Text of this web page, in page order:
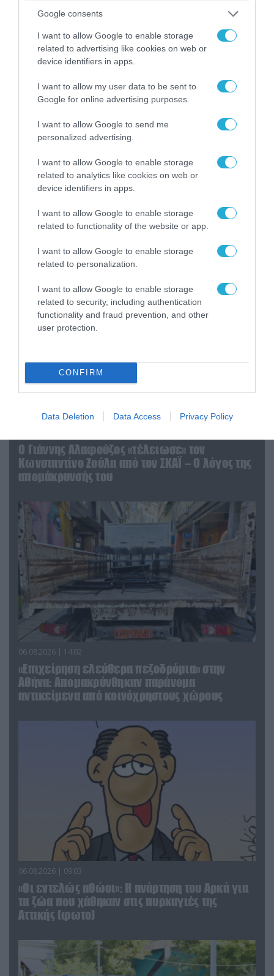
Google consents
I want to allow Google to enable storage
related to advertising like cookies on web or
device identifiers in apps.
I want to allow my user data to be sent to
Google for online advertising purposes.
I want to allow Google to send me
personalized advertising.
I want to allow Google to enable storage
related to analytics like cookies on web or
device identifiers in apps.
I want to allow Google to enable storage
related to functionality of the website or app.
I want to allow Google to enable storage
related to personalization.
I want to allow Google to enable storage
related to security, including authentication
functionality and fraud prevention, and other
user protection.
CONFIRM
Data Deletion Data Access Privacy Policy
Λυκοδήμου στα Κύθηρα για λόγους ασφαλείας
ΠΟΛΙΤΙΚΗ
08.08.2026 | 09:02
«Η απόλυτη τραγωδία»: Η «αιχμηρή» ανάρτηση
του Αρκά για τα τατουάζ (φωτο)
Ο Γιάννης Αλαφούζος «τέλειωσε» τον
Κωνσταντίνο Ζούλα από τον ΣΚΑΪ – Ο λόγος της
απομάκρυνσής του
06.08.2026 | 14:02
«Επιχείρηση ελεύθερα πεζοδρόμια» στην
Αθήνα: Απομακρύνθηκαν παράνομα
αντικείμενα από κοινόχρηστους χώρους
06.08.2026 | 09:03
«Οι εντελώς αθώοι»: Η ανάρτηση του Αρκά για
τα ζώα που χάθηκαν στις πυρκαγιές της
Αττικής (φωτο)